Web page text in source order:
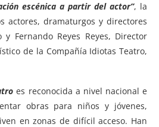
escénica a partir del actor”, la
actores, dramaturgos y directores
Fernando Reyes Reyes, Director
de la Compañía Idiotas Teatro,
es reconocida a nivel nacional e
obras para niños y jóvenes,
en zonas de difícil acceso. Han